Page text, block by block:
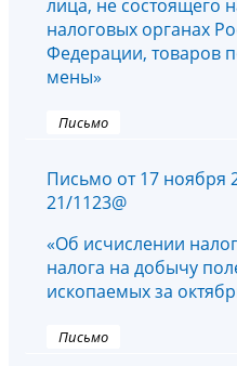
лица, не состоящего
налоговых органах
Федерации, товаров
мены»
Письмо
Письмо от 17
21/1123@
«Об исчислении
налога на добычу
ископаемых за
Письмо